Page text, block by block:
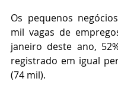
Os pequenos
mil vagas de
janeiro deste ano,
registrado em igual
(74 mil).